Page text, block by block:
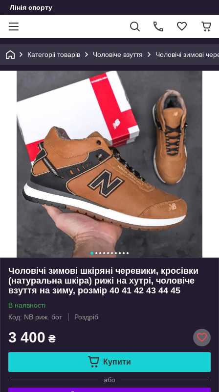
Лінія спорту
Категоріі товарів Чоловіче взуття Чоловічі зимові
Чоловічі зимові шкіряні черевики, кросівки
(натуральна шкіра) рижі на хутрі, чоловіче
взуття на зиму, розмір 40 41 42 43 44 45
В наявності
Код: NB риж. бот
Роздріб
3 400 ₴
Купити
або